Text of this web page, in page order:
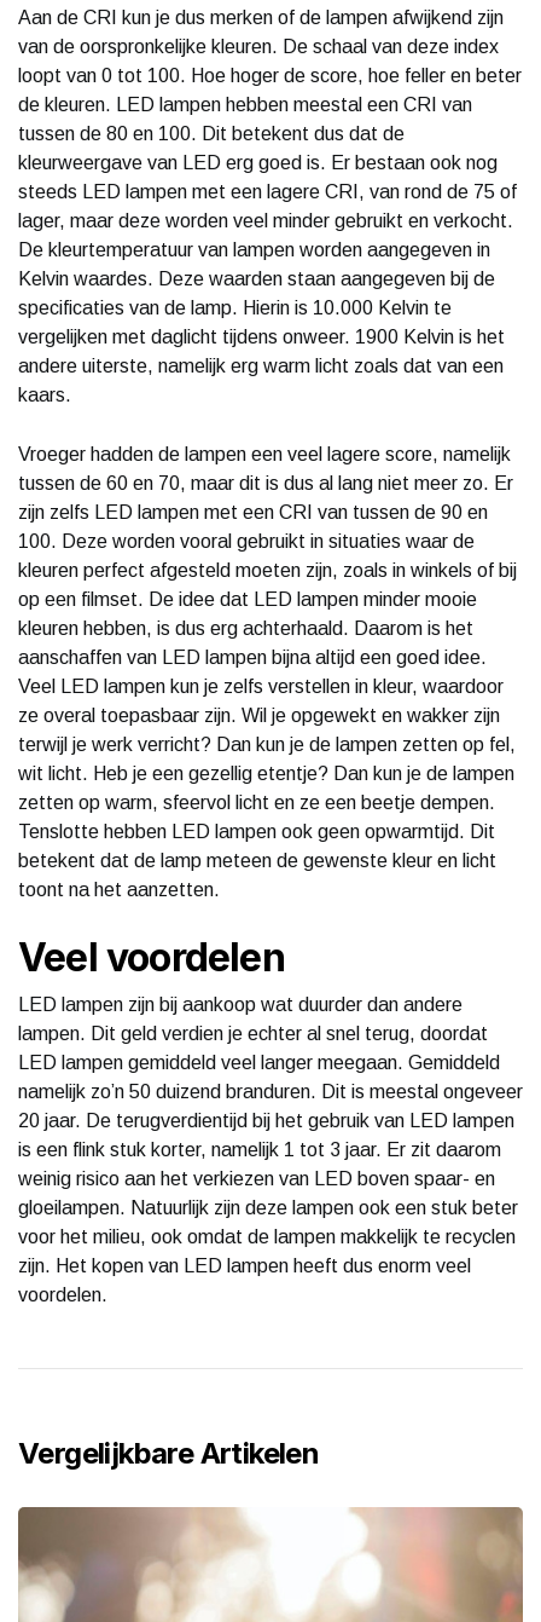
Aan de CRI kun je dus merken of de lampen afwijkend zijn
van de oorspronkelijke kleuren. De schaal van deze index
loopt van 0 tot 100. Hoe hoger de score, hoe feller en beter
de kleuren. LED lampen hebben meestal een CRI van
tussen de 80 en 100. Dit betekent dus dat de
kleurweergave van LED erg goed is. Er bestaan ook nog
steeds LED lampen met een lagere CRI, van rond de 75 of
lager, maar deze worden veel minder gebruikt en verkocht.
De kleurtemperatuur van lampen worden aangegeven in
Kelvin waardes. Deze waarden staan aangegeven bij de
specificaties van de lamp. Hierin is 10.000 Kelvin te
vergelijken met daglicht tijdens onweer. 1900 Kelvin is het
andere uiterste, namelijk erg warm licht zoals dat van een
kaars.
Vroeger hadden de lampen een veel lagere score, namelijk
tussen de 60 en 70, maar dit is dus al lang niet meer zo. Er
zijn zelfs LED lampen met een CRI van tussen de 90 en
100. Deze worden vooral gebruikt in situaties waar de
kleuren perfect afgesteld moeten zijn, zoals in winkels of bij
op een filmset. De idee dat LED lampen minder mooie
kleuren hebben, is dus erg achterhaald. Daarom is het
aanschaffen van LED lampen bijna altijd een goed idee.
Veel LED lampen kun je zelfs verstellen in kleur, waardoor
ze overal toepasbaar zijn. Wil je opgewekt en wakker zijn
terwijl je werk verricht? Dan kun je de lampen zetten op fel,
wit licht. Heb je een gezellig etentje? Dan kun je de lampen
zetten op warm, sfeervol licht en ze een beetje dempen.
Tenslotte hebben LED lampen ook geen opwarmtijd. Dit
betekent dat de lamp meteen de gewenste kleur en licht
toont na het aanzetten.
Veel voordelen
LED lampen zijn bij aankoop wat duurder dan andere
lampen. Dit geld verdien je echter al snel terug, doordat
LED lampen gemiddeld veel langer meegaan. Gemiddeld
namelijk zo’n 50 duizend branduren. Dit is meestal ongeveer
20 jaar. De terugverdientijd bij het gebruik van LED lampen
is een flink stuk korter, namelijk 1 tot 3 jaar. Er zit daarom
weinig risico aan het verkiezen van LED boven spaar- en
gloeilampen. Natuurlijk zijn deze lampen ook een stuk beter
voor het milieu, ook omdat de lampen makkelijk te recyclen
zijn. Het kopen van LED lampen heeft dus enorm veel
voordelen.
Vergelijkbare Artikelen